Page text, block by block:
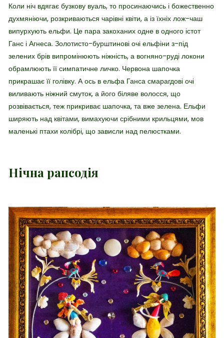
Коли ніч вдягає бузкову вуаль, то просинаючись і божественно
духмяніючи, розкриваються чарівні квіти, а із їхніх лож-чаш
випурхують ельфи. Це пара закоханих одне в одного істот
Ганс і Агнеса. Золотисто-бурштинові очі ельфіни з-під
зелених брів випромінюють ніжність, а вогняно-руді локони
обрамлюють її симпатичне личко. Червона шапочка
прикрашає її голівку. А ось в ельфа Ганса смарагдові очі
виливають ніжний смуток, а його біляве волосся, що
розвівається, теж прикриває шапочка, та вже зелена. Ельфи
ширяють над квітами, вимахуючи срібними крильцями, мов
маленькі птахи колібрі, що зависли над пелюстками.
Нічна рапсодія